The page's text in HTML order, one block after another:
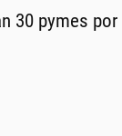
30 pymes